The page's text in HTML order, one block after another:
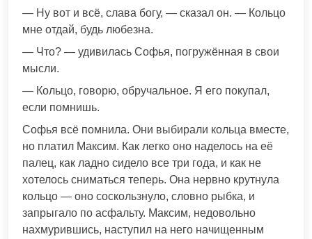
— Ну вот и всё, слава богу, — сказал он. — Кольцо
мне отдай, будь любезна.
— Что? — удивилась Софья, погружённая в свои
мысли.
— Кольцо, говорю, обручальное. Я его покупал,
если помнишь.
Софья всё помнила. Они выбирали кольца вместе,
но платил Максим. Как легко оно наделось на её
палец, как ладно сидело все три года, и как не
хотелось сниматься теперь. Она нервно крутнула
кольцо — оно соскользнуло, словно рыбка, и
запрыгало по асфальту. Максим, недовольно
нахмурившись, наступил на него начищенным